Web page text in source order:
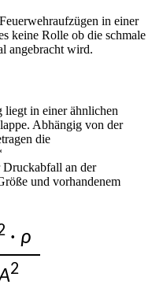
in einer
keine Rolle ob die schmale
angebracht wird.
in einer ähnlichen
Abhängig von der
die
Druckabfall an der
und vorhandenem
· ρ
2